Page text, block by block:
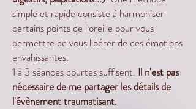
simple et rapide consiste à harmoniser
certains points de l'oreille pour vous
permettre de vous libérer de ces émotions
envahissantes.
1 à 3 séances courtes suffisent. Il n'est pas
nécessaire de me partager les détails de
l'évènement traumatisant.